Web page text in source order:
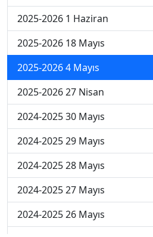
2025-2026 1 Haziran
2025-2026 18 Mayıs
2025-2026 4 Mayıs
2025-2026 27 Nisan
2024-2025 30 Mayıs
2024-2025 29 Mayıs
2024-2025 28 Mayıs
2024-2025 27 Mayıs
2024-2025 26 Mayıs